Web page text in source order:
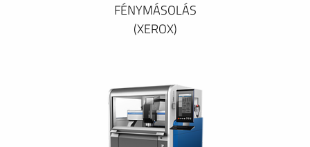
FÉNYMÁSOLÁS
(XEROX)